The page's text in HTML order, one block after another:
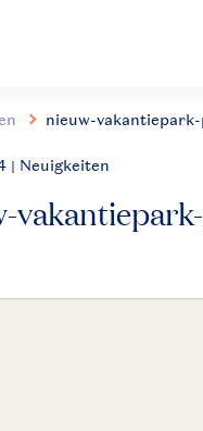
nieuw-
| Neuigkeiten